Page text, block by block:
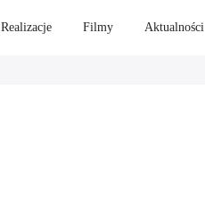
Realizacje Filmy Aktualności